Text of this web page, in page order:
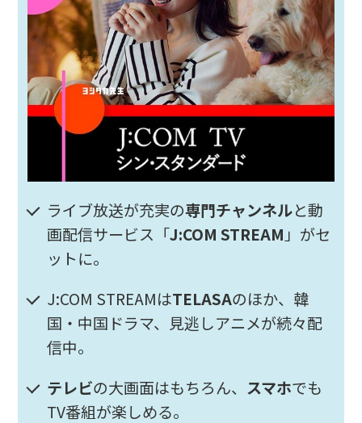
ライブ放送が充実の専門チャンネルと動
画配信サービス「J:COM STREAM 」がセ
ットに。
J:COM STREAMはTELASAのほか、韓
国・中国ドラマ、見逃しアニメが続々配
信中。
テレビの大画面はもちろん、 スマホでも
TV番組が楽しめる。